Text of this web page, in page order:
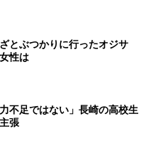
とぶつかりに行ったオジサ
性は
不足ではない」長崎の高校生
張